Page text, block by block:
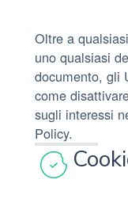
Oltre a
uno qualsiasi
documento, gli
come
sugli interessi
Policy.